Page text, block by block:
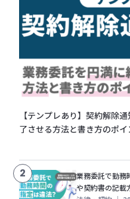
【テンプレあり】契約解除
了させる方法と書き方のポイ
2
業務委託で勤務
や契約書の記載